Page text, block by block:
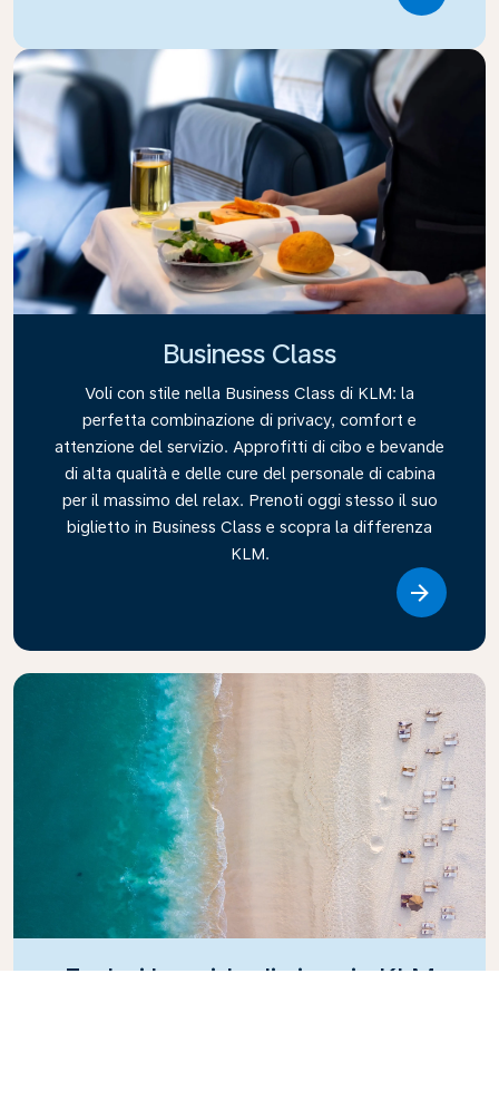
Business Class
Voli con stile nella Business Class di KLM: la
perfetta combinazione di privacy, comfort e
attenzione del servizio. Approfitti di cibo e bevande
di alta qualità e delle cure del personale di cabina
per il massimo del relax. Prenoti oggi stesso il suo
biglietto in Business Class e scopra la differenza
KLM.
Esplori la guida di viaggio KLM